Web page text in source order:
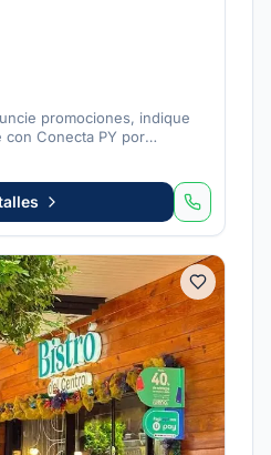
promociones, indique
con Conecta PY por